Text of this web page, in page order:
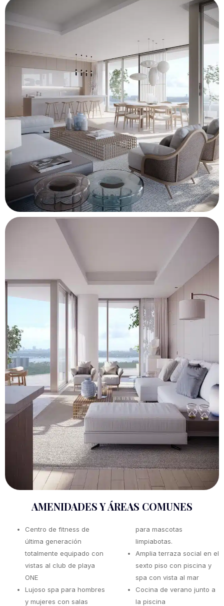
AMENIDADES Y ÁREAS COMUNES
Centro de fitness de
última generación
totalmente equipado con
vistas al club de playa
ONE
Lujoso spa para hombres
y mujeres con salas
para mascotas
limpiabotas.
Amplia terraza social en el
sexto piso con piscina y
spa con vista al mar
Cocina de verano junto a
la piscina